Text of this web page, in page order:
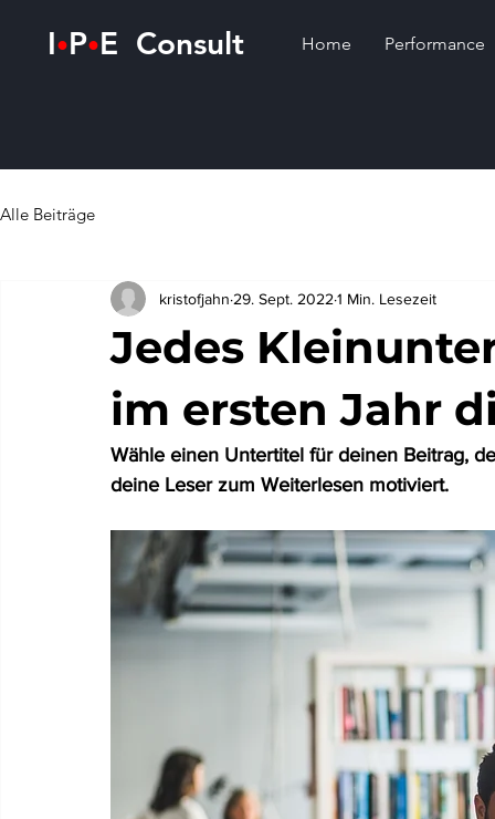
I•P•E Consult Home Performance
Alle Beiträge
Jedes
im ersten Jahr
kristofjahn 29. Sept. 2022 1 Min. Lesezeit
Wähle einen Untertitel für deinen Beitrag,
deine Leser zum Weiterlesen motiviert.